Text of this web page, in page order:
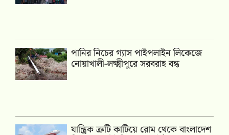
পানির নিচের গ্যাস পাইপলাইন লিকেজে
নোয়াখালী-লক্ষ্মীপুরে সরবরাহ বন্ধ
যান্ত্রিক ত্রুটি কাটিয়ে রোম থেকে বাংলাদেশ